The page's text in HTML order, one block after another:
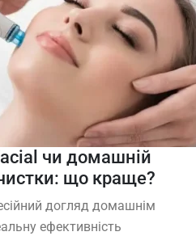
чи домашній
що краще?
догляд домашнім
ефективність